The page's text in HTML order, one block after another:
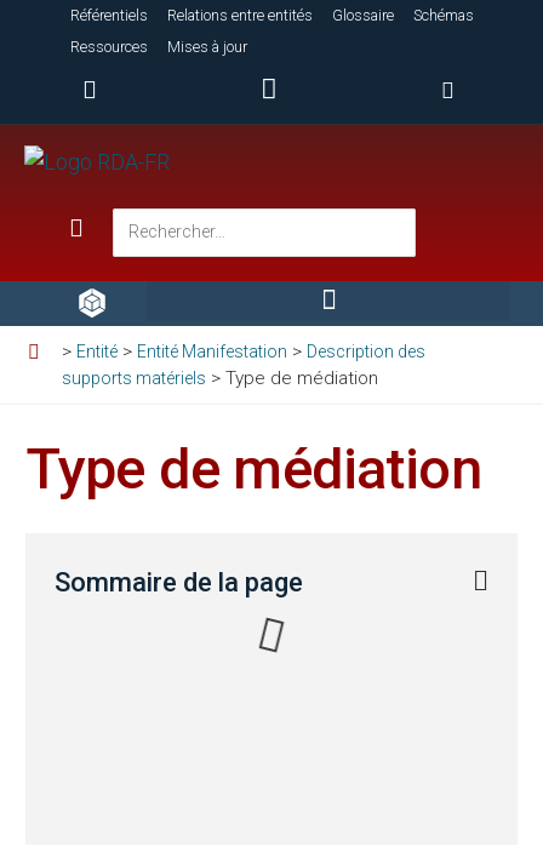
Référentiels Relations entre entités Glossaire
Schémas
Ressources
Mises à jour
Entité > Entité Manifestation > Description des
supports matériels >Type de médiation
Type de médiation
Sommaire de la page